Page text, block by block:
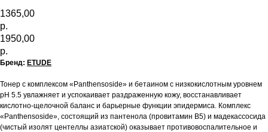
1365,00
р.
1950,00
р.
Бренд: ETUDE
Тонер с комплексом «Panthensoside» и бетаином с низкокислотным уровнем
pH 5.5 увлажняет и успокаивает раздраженную кожу, восстанавливает
кислотно-щелочной баланс и барьерные функции эпидермиса. Комплекс
«Panthensoside», состоящий из пантенола (провитамин B5) и мадекассосида
(чистый изолят центеллы азиатской) оказывает противовоспалительное и